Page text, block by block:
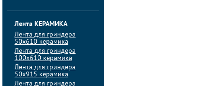
Лента КЕРАМИКА
Лента для гриндера
50х610 керамика
Лента для гриндера
100х610 керамика
Лента для гриндера
50х915 керамика
Лента для гриндера